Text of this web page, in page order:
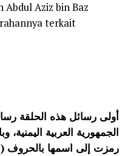
Abdul Aziz bin Baz
terkait
أولى رسائل هذه الحلقة
الجمهورية العربية
رمزت إلى اسمها بالحروف